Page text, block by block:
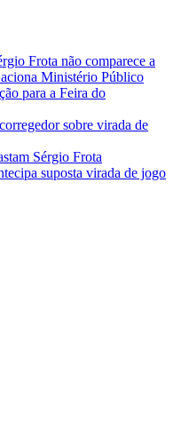
Frota não comparece a
Ministério Público
para a Feira do
sobre virada de
Sérgio Frota
suposta virada de jogo